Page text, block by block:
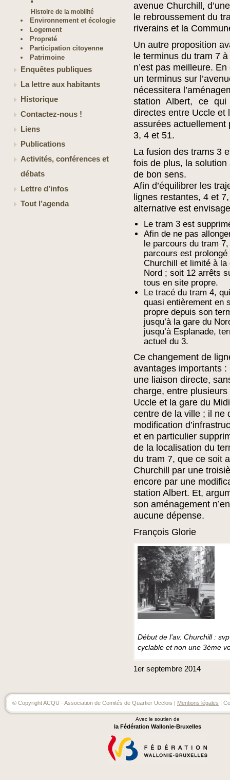
Histoire de la mobilité
Environnement et écologie
Logement
Propreté
Participation citoyenne
Patrimoine
Enquêtes publiques
La lettre aux habitants
Historique
Contactez-nous !
Liens
Publications
Activités, conférences et
débats
Lettre d’infos
Tout l’agenda
avenue Churchill,
le rebroussement du
riverains et la
Un autre proposition
le terminus du tram 7
n’est pas meilleure.
un terminus sur
nécessitera
station Albert, ce qui
directes entre Uccle et
assurées actuellement
3, 4 et 51.
La fusion des trams 3
fois de plus, la solution
de bon sens.
Afin d’équilibrer les
lignes restantes, 4 et
alternative est
Le tram 3 est
Afin de ne pas
le parcours du tram
parcours est
Churchill et limité à la
Nord ; soit 12 arrêts
tous en site propre.
Le tracé du tram 4,
quasi entièrement en
propre depuis son
jusqu’à la gare du
jusqu’à Esplanade,
actuel du 3.
Ce changement de
avantages importants :
une liaison directe,
charge, entre plusieurs
Uccle et la gare du
centre de la ville ; il ne
modification
et en particulier
de la localisation du
du tram 7, que ce soit
Churchill par une
encore par une
station Albert. Et,
son aménagement
aucune dépense.
François Glorie
Début de l’av. Churchill :
cyclable et non une 3ème
1er septembre 2014
© Copyright ACQU - Association de Comités de Quartier Ucclois | Mentions légales |
Avec le soutien de
la Fédération Wallonie-Bruxelles